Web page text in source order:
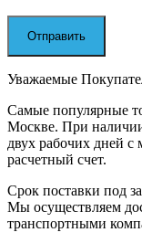
Уважаемые
Самые популярные
Москве. При наличии
двух рабочих дней
расчетный счет.
Срок поставки под
Мы осуществляем
транспортными